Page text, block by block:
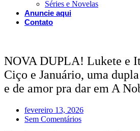
Séries e Novelas
Anuncie aqui
Contato
NOVA DUPLA! Lukete e
Ciço e Januário, uma
e de amor pra dar em A
fevereiro 13, 2026
Sem Comentários